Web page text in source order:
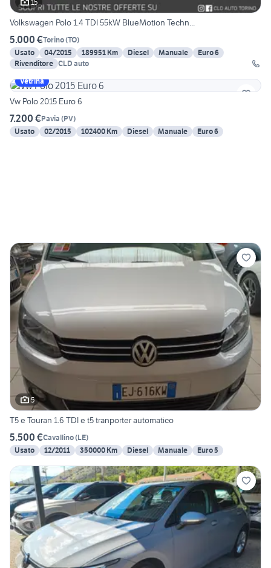
15
Volkswagen Polo 1.4 TDI 55kW BlueMotion Techn...
5.000 €Torino(TO)
Usato
04/2015 189951 Km Diesel Manuale
Euro 6
Rivenditore CLD auto
Vetrina
Vw Polo 2015 Euro 6
7.200 €Pavia (PV)
Usato
02/2015 102400 Km Diesel Manuale Euro 6
5
T5 e Touran 1.6 TDI e t5 tranporter automatico
5.500 €Cavallino(LE)
Usato
12/2011 350000 Km Diesel Manuale Euro 5